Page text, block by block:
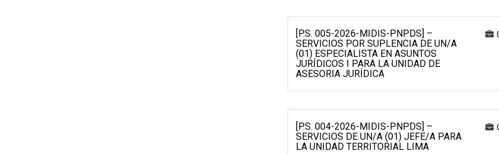
[P.S. 005-2026-MIDIS-PNPDS] –
SERVICIOS POR SUPLENCIA DE UN/A
(01) ESPECIALISTA EN ASUNTOS
JURÍDICOS I PARA LA UNIDAD DE
ASESORIA JURÍDICA
[P.S. 004-2026-MIDIS-PNPDS] –
SERVICIOS DE UN/A (01) JEFE/A PARA
LA UNIDAD TERRITORIAL LIMA